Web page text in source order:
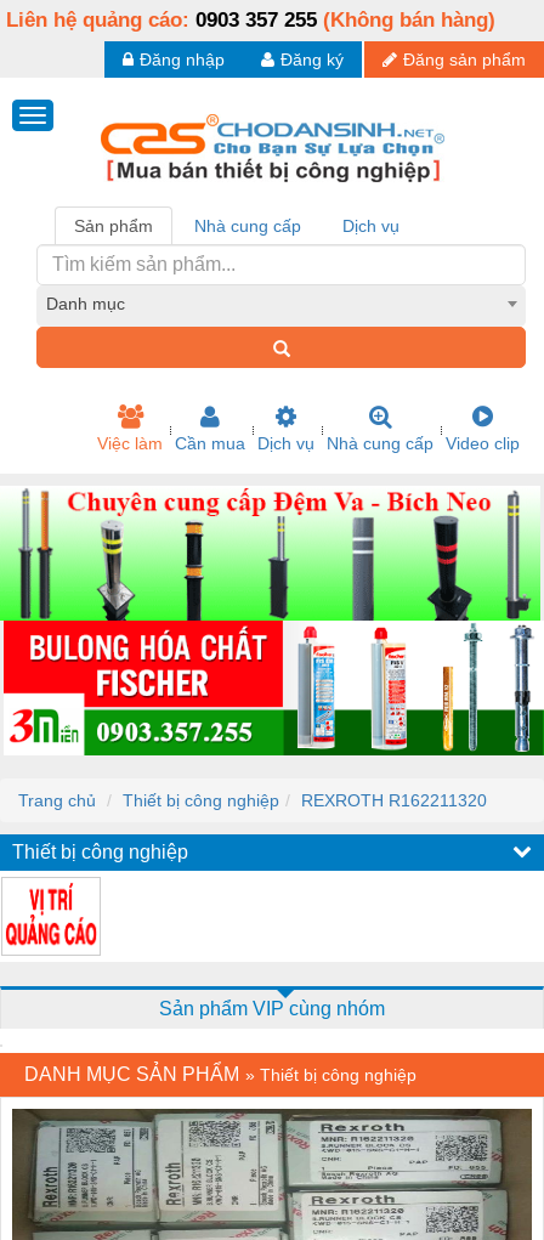
Liên hệ quảng cáo: 0903 357 255 (Không bán hàng)
Đăng sản phẩm
Đăng ký
Đăng nhập
Sản phẩm Nhà cung cấp Dịch vụ
Danh mục
Việc làm Cần mua Dịch vụ Nhà cung cấp Video clip
Trang chủ Thiết bị công nghiệp REXROTH R162211320
Thiết bị công nghiệp
Sản phẩm VIP cùng nhóm
DANH MỤC SẢN PHẨM » Thiết bị công nghiệp